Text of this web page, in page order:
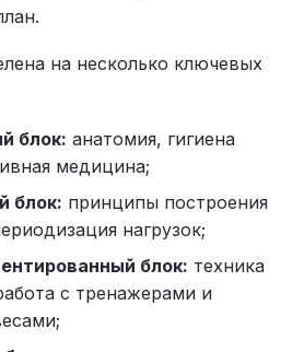
на несколько ключевых
блок: анатомия, гигиена
медицина;
блок: принципы построения
нагрузок;
блок: техника
с тренажерами и